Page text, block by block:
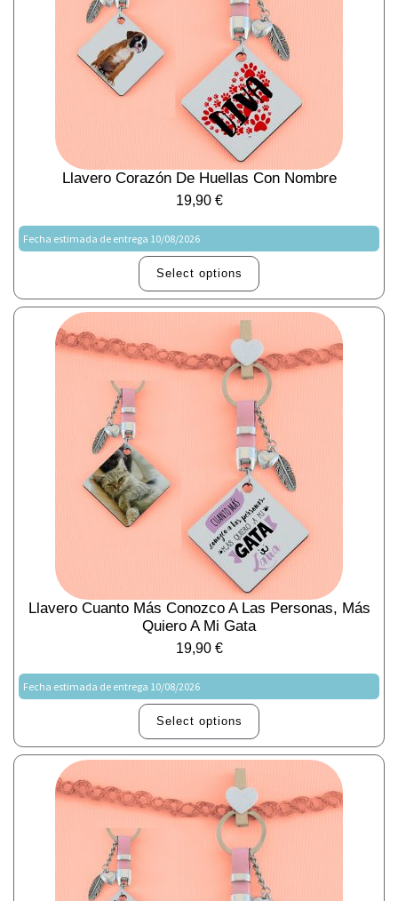
Llavero Corazón De Huellas Con Nombre
19,90 €
Fecha estimada de entrega 10/08/2026
Select options
Llavero Cuanto Más Conozco A Las Personas, Más
Quiero A Mi Gata
19,90 €
Fecha estimada de entrega 10/08/2026
Select options